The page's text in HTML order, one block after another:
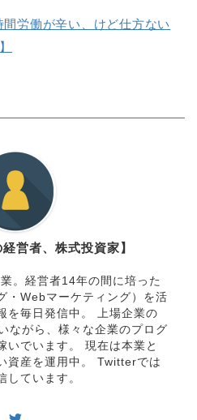
労働が辛い、けど仕方ない
営者、株式投資家】
。経営者14年の間に培った
・Webマーケティング）を活
を毎日発信中。 上場企業の
ながら、様々な企業のプログ
いでいます。 現在は本業と
資産を運用中。 Twitterでは
しています。